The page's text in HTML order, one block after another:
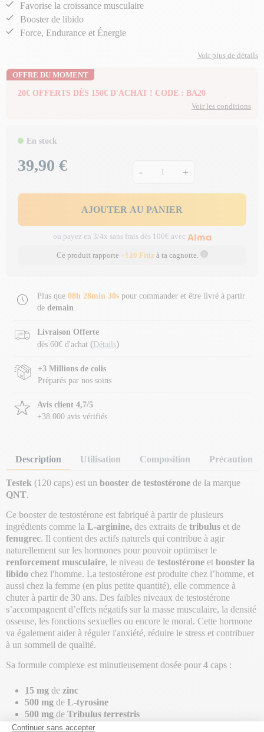
Favorise la croissance musculaire
Booster de libido
Force, Endurance et Énergie
Voir plus de détails
OFFRE DU MOMENT
20€ OFFERTS DÈS 150€ D'ACHAT ! CODE : BA20
Voir les conditions
En stock
Prix
39,90 € - +
AJOUTER AU PANIER
ou payez en 3/4x sans frais dès 100€ avec
Ce produit rapporte +120 Fitizà ta cagnotte.
Plus que 08h 28min 29s pour commander et être livré à partir
de demain.
Livraison Offerte
dès 60€ d'achat ( Détails)
+3 Millions de colis
Préparés par nos soins
Avis client 4,7/5
+38 000 avis vérifiés
Description Utilisation Composition Précaution
Testek (120 caps) est un booster de testostérone de la marque
QNT.
Ce booster de testostérone est fabriqué à partir de plusieurs
ingrédients comme la L-arginine, des extraits de tribulus et de
fenugrec. Il contient des actifs naturels qui contribue à agir
naturellement sur les hormones pour pouvoir optimiser le
renforcement musculaire, le niveau de testostérone et booster la
libido chez l'homme. La testostérone est produite chez l’homme, et
aussi chez la femme (en plus petite quantité), elle commence à
chuter à partir de 30 ans. Des faibles niveaux de testostérone
s’accompagnent d’effets négatifs sur la masse musculaire, la densité
osseuse, les fonctions sexuelles ou encore le moral. Cette hormone
va également aider à réguler l'anxiété, réduire le stress et contribuer
à un sommeil de qualité.
Sa formule complexe est minutieusement dosée pour 4 caps :
15 mg de zinc
500 mg de L-tyrosine
500 mg de Tribulus terrestris
500 mgde L-arginine